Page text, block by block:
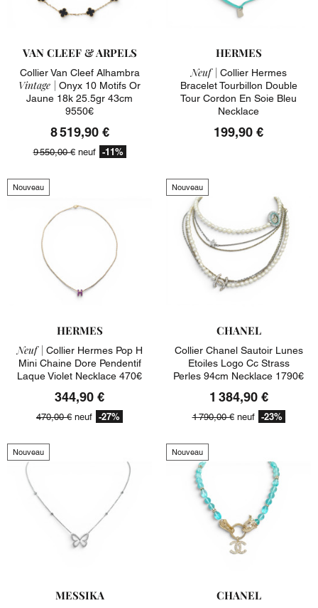
VAN CLEEF & ARPELS
Collier Van Cleef Alhambra
Vintage | Onyx 10 Motifs Or
Jaune 18k 25.5gr 43cm
9550€
8 519,90 €
9 550,00 €neuf -11%
HERMES
Neuf | Collier Hermes
Bracelet Tourbillon Double
Tour Cordon En Soie Bleu
Necklace
199,90 €
Nouveau
HERMES
Neuf | Collier Hermes Pop H
Mini Chaine Dore Pendentif
Laque Violet Necklace 470€
344,90 €
470,00 € neuf -27%
Nouveau
CHANEL
Collier Chanel Sautoir Lunes
Etoiles Logo Cc Strass
Perles 94cm Necklace 1790€
1 384,90 €
1 790,00 €neuf -23%
Nouveau
MESSIKA
Nouveau
CHANEL